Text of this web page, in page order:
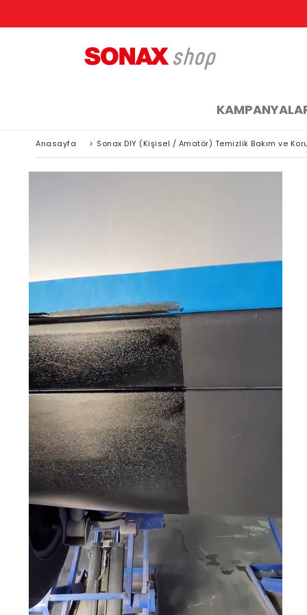
Anasayfa > Sonax DIY (Kişisel / Amatör) Temizlik Bakım ve